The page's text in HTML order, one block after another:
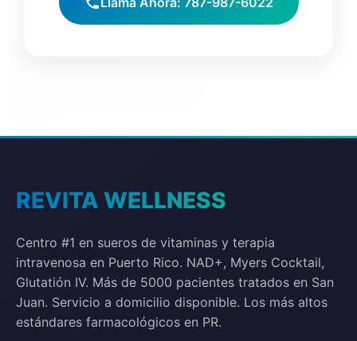
REVITA WELLNESS
Centro #1 en sueros de vitaminas y terapia
intravenosa en Puerto Rico. NAD+, Myers Cocktail,
Glutatión IV. Más de 5000 pacientes tratados en San
Juan. Servicio a domicilio disponible. Los más altos
estándares farmacológicos en PR.